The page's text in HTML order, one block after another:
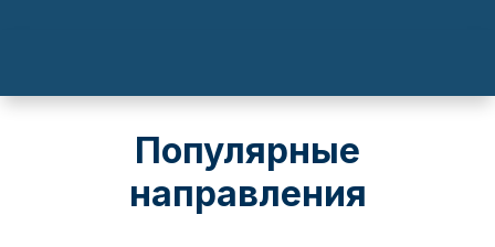
Популярные
направления